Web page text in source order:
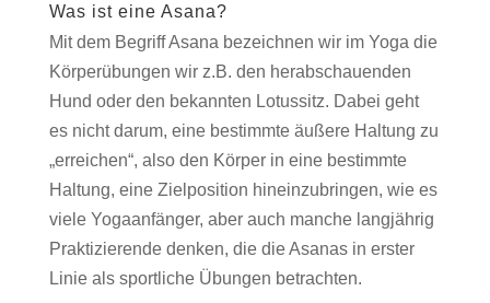
Was ist eine Asana?
Mit dem Begriff Asana bezeichnen wir im Yoga die
Körperübungen wir z.B. den herabschauenden
Hund oder den bekannten Lotussitz. Dabei geht
es nicht darum, eine bestimmte äußere Haltung zu
„erreichen“, also den Körper in eine bestimmte
Haltung, eine Zielposition hineinzubringen, wie es
viele Yogaanfänger, aber auch manche langjährig
Praktizierende denken, die die Asanas in erster
Linie als sportliche Übungen betrachten.